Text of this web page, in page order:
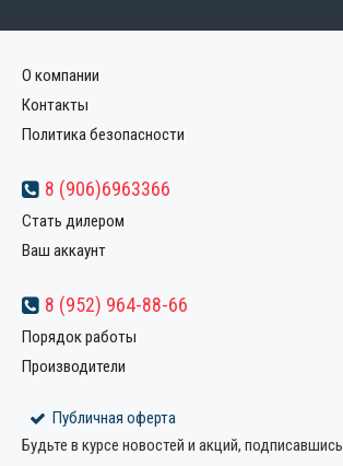
О компании
Контакты
Политика безопасности
8 (906)6963366
Стать дилером
Ваш аккаунт
8 (952) 964-88-66
Порядок работы
Производители
Публичная оферта
Будьте в курсе новостей и акций,